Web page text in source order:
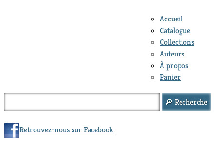
Accueil
Catalogue
Collections
Auteurs
À propos
Panier
Retrouvez-nous sur Facebook